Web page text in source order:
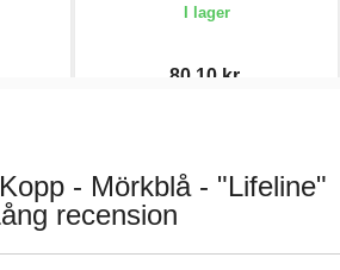
I lager
80,10 kr.
- Mörkblå - "Lifeline"
recension